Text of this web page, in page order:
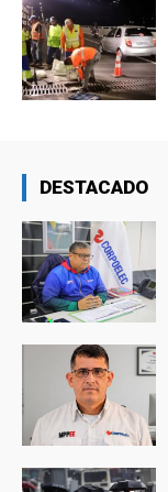
DESTACADO